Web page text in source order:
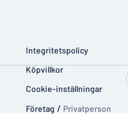
Integritetspolicy
Köpvillkor
Cookie-inställningar
Företag / Privatperson